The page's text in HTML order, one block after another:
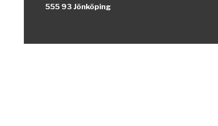
555 93 Jönköping